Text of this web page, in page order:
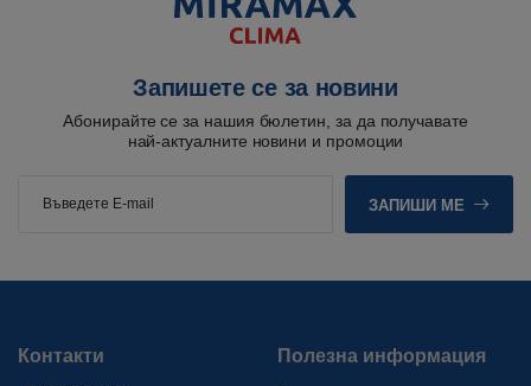
Запишете се за новини
Абонирайте се за нашия бюлетин, за да получавате
най-актуалните новини и промоции
ЗАПИШИ МЕ
Контакти Полезна информация